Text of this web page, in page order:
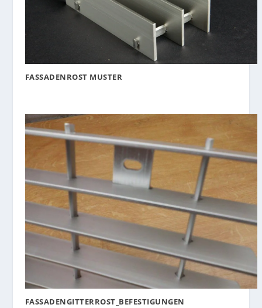
FASSADENROST MUSTER
FASSADENGITTERROST_BEFESTIGUNGEN